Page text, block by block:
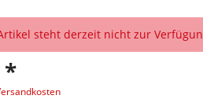
steht derzeit nicht zur
*